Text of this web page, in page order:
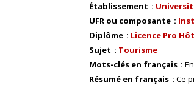
Établissement
UFR ou composante
Diplôme
Licence Pro
Sujet
Tourisme
Mots-clés en français
Résumé en français
Ce